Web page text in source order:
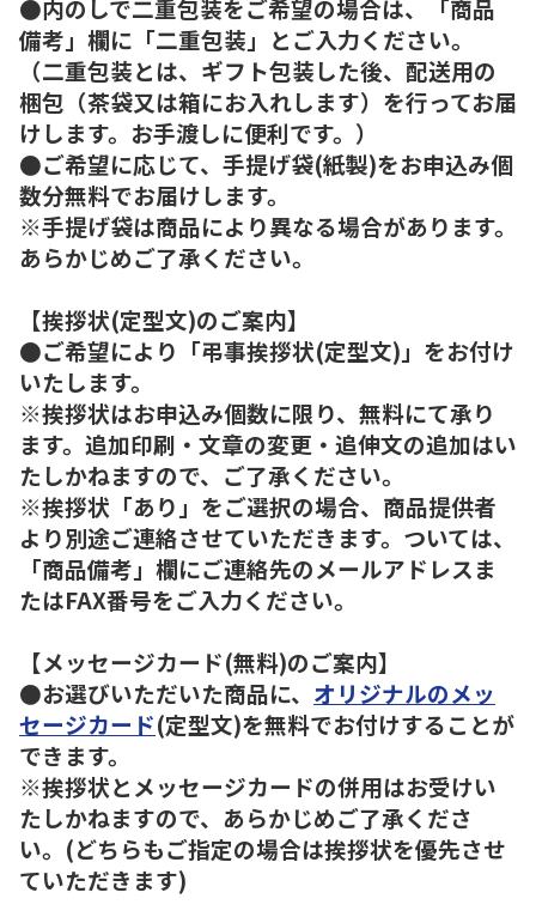
●内のしで二重包装をご希望の場合は、「商品
備考」欄に「二重包装」とご入力ください。
（二重包装とは、ギフト包装した後、配送用の
梱包（茶袋又は箱にお入れします）を行ってお届
けします。お手渡しに便利です。）
●ご希望に応じて、手提げ袋(紙製)をお申込み個
数分無料でお届けします。
※手提げ袋は商品により異なる場合があります。
あらかじめご了承ください。
【挨拶状(定型文)のご案内】
●ご希望により「弔事挨拶状(定型文)」をお付け
いたします。
※挨拶状はお申込み個数に限り、無料にて承り
ます。追加印刷・文章の変更・追伸文の追加はい
たしかねますので、ご了承ください。
※挨拶状「あり」をご選択の場合、商品提供者
より別途ご連絡させていただきます。ついては、
「商品備考」欄にご連絡先のメールアドレスま
たはFAX番号をご入力ください。
【メッセージカード(無料)のご案内】
●お選びいただいた商品に、 オリジナルのメッ
セージカード(定型文)を無料でお付けすることが
できます。
※挨拶状とメッセージカードの併用はお受けい
たしかねますので、あらかじめご了承くださ
い。(どちらもご指定の場合は挨拶状を優先させ
ていただきます)